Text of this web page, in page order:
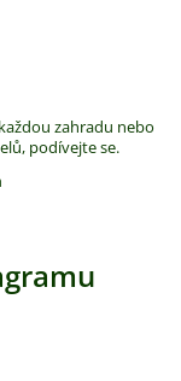
zahradu nebo
podívejte se.